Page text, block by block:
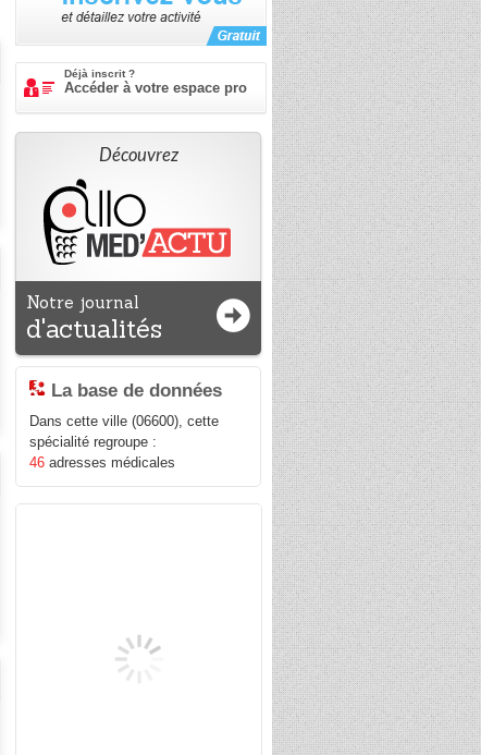
Déjà inscrit ?
Accéder à votre espace pro
Découvrez
Notre journal
d'actualités
La base de données
Dans cette ville (06600), cette
spécialité regroupe :
46 adresses médicales